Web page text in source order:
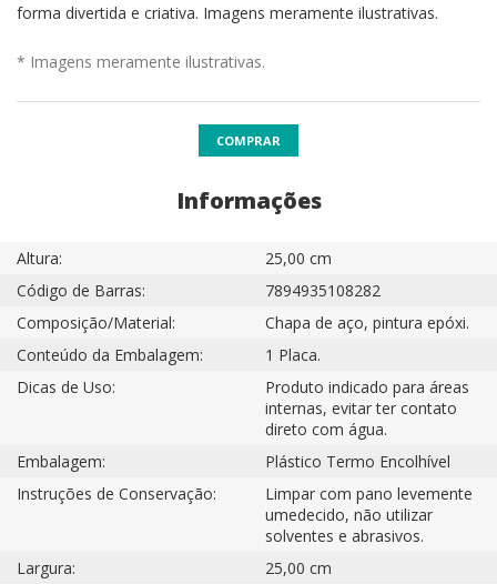
forma divertida e criativa. Imagens meramente ilustrativas.
* Imagens meramente ilustrativas.
COMPRAR
Informações
Altura:
25,00 cm
Código de Barras:
7894935108282
Composição/Material:
Chapa de aço, pintura epóxi.
Conteúdo da Embalagem:
1 Placa.
Dicas de Uso:
Produto indicado para áreas
internas, evitar ter contato
direto com água.
Embalagem:
Plástico Termo Encolhível
Instruções de Conservação:
Limpar com pano levemente
umedecido, não utilizar
solventes e abrasivos.
Largura:
25,00 cm